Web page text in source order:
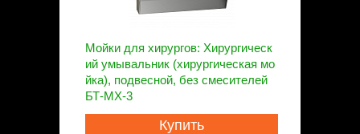
Мойки для хирургов: Хирургическ
ий умывальник (хирургическая мо
йка), подвесной, без смесителей
БТ-МХ-3
Купить